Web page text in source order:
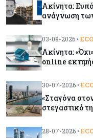
Κύπρος
Δεν τίθεται
Κόσμος
προκαλούν
μαμούθ
Ακίνητα:
ανάγνωση
03-08-2026 •
Ακίνητα:
online
30-07-2026 •
«Σταγόνα
στεγαστικό
28-07-2026 •